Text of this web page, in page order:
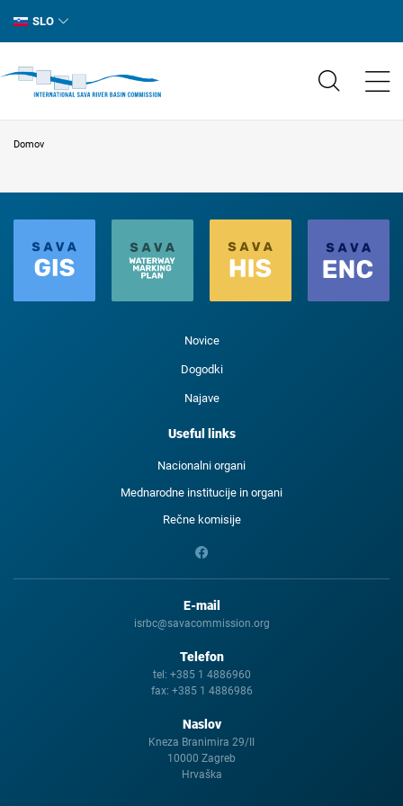
SLO
Domov
Novice
Dogodki
Najave
Useful links
Nacionalni organi
Mednarodne institucije in organi
Rečne komisije
E-mail
isrbc@savacommission.org
Telefon
tel: +385 1 4886960
fax: +385 1 4886986
Naslov
Kneza Branimira 29/II
10000 Zagreb
Hrvaška